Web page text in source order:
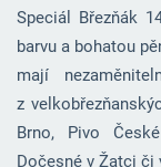
Speciál Březňák
barvu a bohatou
mají
z
Brno, Pivo
Dočesné v Žatci či